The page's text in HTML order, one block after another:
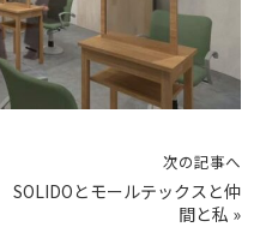
次の記事へ
SOLIDOとモールテックスと仲
間と私 »